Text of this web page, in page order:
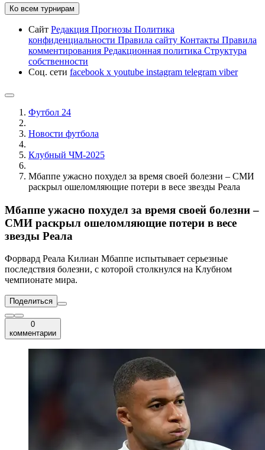
Ко всем турнирам
Сайт Редакция Прогнозы Политика
конфиденциальности Правила сайту Контакты Правила
комментирования Редакционная политика Структура
собственности
Соц. сети facebook x youtube instagram telegram viber
Футбол 24
Новости футбола
Клубный ЧМ-2025
Мбаппе ужасно похудел за время своей болезни – СМИ
раскрыл ошеломляющие потери в весе звезды Реала
Мбаппе ужасно похудел за время своей болезни –
СМИ раскрыл ошеломляющие потери в весе
звезды Реала
Форвард Реала Килиан Мбаппе испытывает серьезные
последствия болезни, с которой столкнулся на Клубном
чемпионате мира.
Поделиться
0
комментарии